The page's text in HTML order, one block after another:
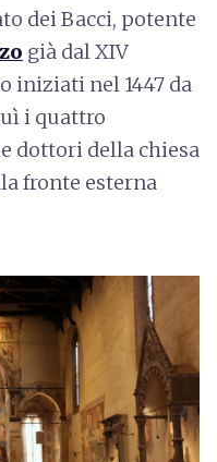
dei Bacci, potente
già dal XIV
iniziati nel 1447 da
i quattro
dottori della chiesa
fronte esterna